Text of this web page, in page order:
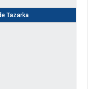
Tazarka